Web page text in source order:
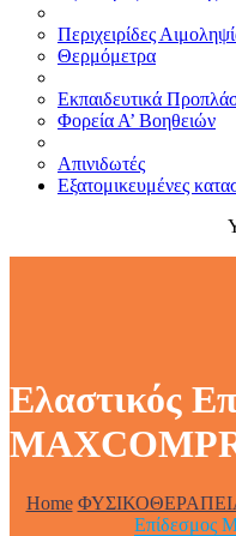
Περιχειρίδες
Θερμόμετρα
Εκπαιδευτικά
Φορεία Α’ Βοηθειών
Απινιδωτές
Εξατομικευμένες
Ελαστικός
Home
Επίδεσμος